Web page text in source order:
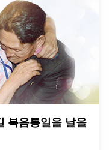
복음통일을 날을